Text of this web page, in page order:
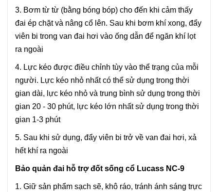
3. Bơm từ từ (bằng bóng bóp) cho đến khi cảm thấy
đai ép chặt và nâng cổ lên. Sau khi bơm khí xong, đẩy
viên bi trong van đai hơi vào ống dẫn để ngăn khí lọt
ra ngoài
4. Lực kéo được điều chỉnh tùy vào thể trạng của mỗi
người. Lực kéo nhỏ nhất có thể sử dụng trong thời
gian dài, lực kéo nhỏ và trung bình sử dụng trong thời
gian 20 - 30 phút, lực kéo lớn nhất sử dụng trong thời
gian 1-3 phút
5. Sau khi sử dụng, đẩy viên bi trở về van đai hơi, xả
hết khí ra ngoài
Bảo quản đai hỗ trợ đốt sống cổ Lucass NC-9
1. Giữ sản phẩm sạch sẽ, khô ráo, tránh ánh sáng trực